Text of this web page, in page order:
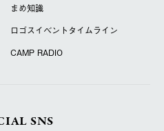
まめ知識
ロゴスイベントタイムライン
CAMP RADIO
SNS